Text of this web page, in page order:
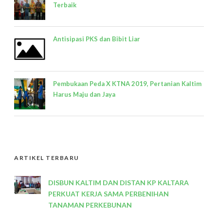
Terbaik
Antisipasi PKS dan Bibit Liar
Pembukaan Peda X KTNA 2019, Pertanian Kaltim
Harus Maju dan Jaya
ARTIKEL TERBARU
DISBUN KALTIM DAN DISTAN KP KALTARA
PERKUAT KERJA SAMA PERBENIHAN
TANAMAN PERKEBUNAN